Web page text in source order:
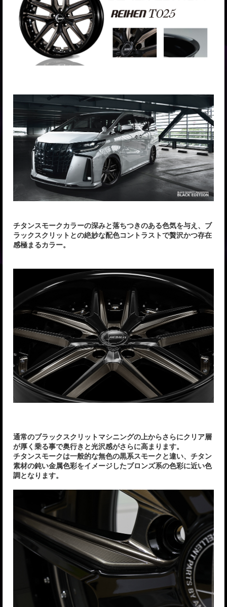
チタンスモークカラーの深みと落ちつきのある色気を与え、ブ
ラックスクリットとの絶妙な配色コントラストで贅沢かつ存在
感極まるカラー。
通常のブラックスクリットマシニングの上からさらにクリア層
が厚く乗る事で奥行きと光沢感がさらに高まります。
チタンスモークは一般的な無色の黒系スモークと違い、チタン
素材の鈍い金属色彩をイメージしたブロンズ系の色彩に近い色
調となります。